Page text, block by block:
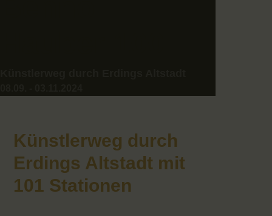
Künstlerweg durch
Erdings Altstadt mit
101 Stationen